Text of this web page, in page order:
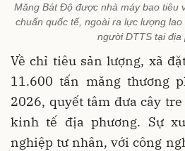
Măng Bát Độ được nhà máy bao tiêu
chuẩn quốc tế, ngoài ra lực lượng
người DTTS tại địa
Về chỉ tiêu sản lượng, xã
11.600 tấn măng thương
2026, quyết tâm đưa cây
kinh tế địa phương. Sự
nghiệp tư nhân, với công